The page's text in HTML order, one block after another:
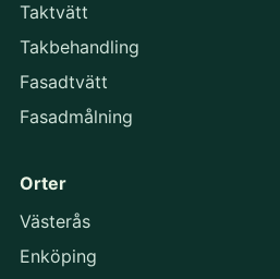
Taktvätt
Takbehandling
Fasadtvätt
Fasadmålning
Orter
Västerås
Enköping